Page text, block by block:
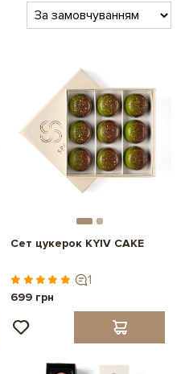
Сет цукерок KYIV CAKE
1
699 грн